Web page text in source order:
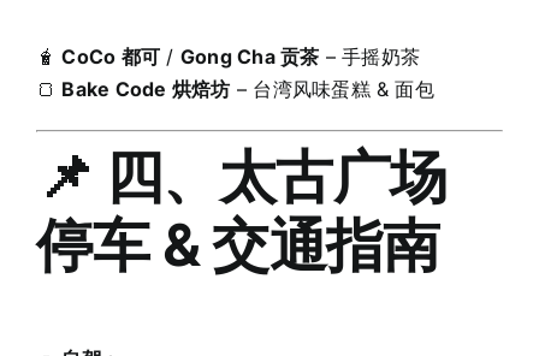
🧋CoCo 都可 / Gong Cha 贡茶 – 手摇奶茶
🍞 Bake Code 烘焙坊 – 台湾风味蛋糕 & 面包
📌 四、太古广场
停车 & 交通指南